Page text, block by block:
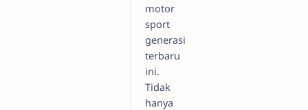
motor
sport
generasi
terbaru
ini.
Tidak
hanya